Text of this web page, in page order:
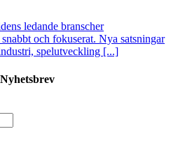
ledande branscher
och fokuserat. Nya satsningar
spelutveckling [...]